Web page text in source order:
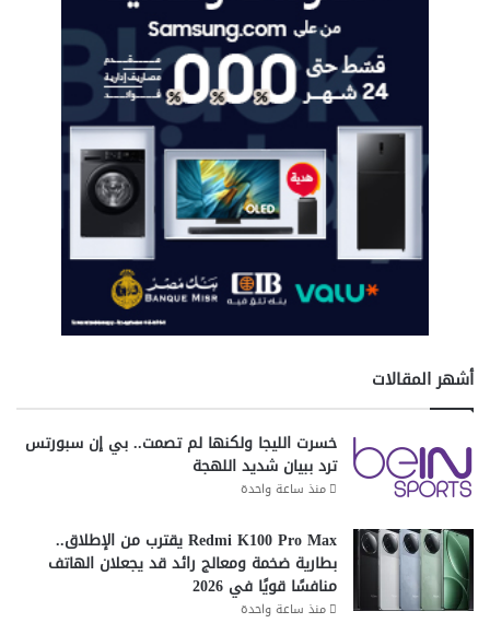
أشهر المقالات
خسرت الليجا ولكنها لم تصمت.. بي إن سبورتس
ترد ببيان شديد اللهجة
منذ ساعة واحدة
Redmi K100 Pro Max يقترب من الإطلاق..
بطارية ضخمة ومعالج رائد قد يجعلان الهاتف
منافسًا قويًا في 2026
منذ ساعة واحدة